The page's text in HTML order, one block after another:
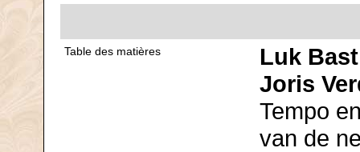
Table des matières
Luk
Joris
Tempo
van de